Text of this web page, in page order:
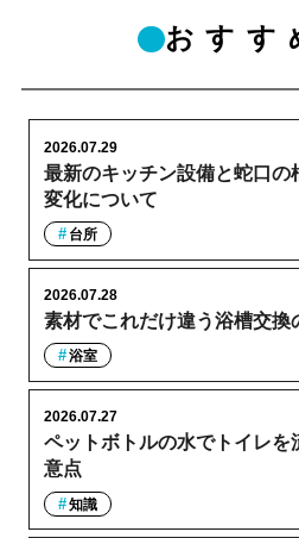
おすす
最新のキッチン設備と蛇口の
変化について
2026.07.29
台所
素材でこれだけ違う浴槽交換
2026.07.28
浴室
ペットボトルの水でトイレを
意点
2026.07.27
知識